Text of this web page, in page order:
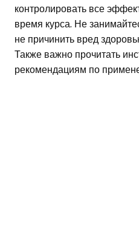
контролировать все
время курса. Не
не причинить вред
Также важно прочитать
рекомендациям по